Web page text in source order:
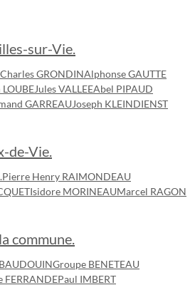
sur-Vie.
Charles GRONDINAlphonse GAUTTE
Jules VALLEEAbel PIPAUD
GARREAUJoseph KLEINDIENST
de-Vie.
Pierre Henry RAIMONDEAU
Isidore MORINEAUMarcel RAGON
commune.
Groupe BENETEAU
FERRANDEPaul IMBERT